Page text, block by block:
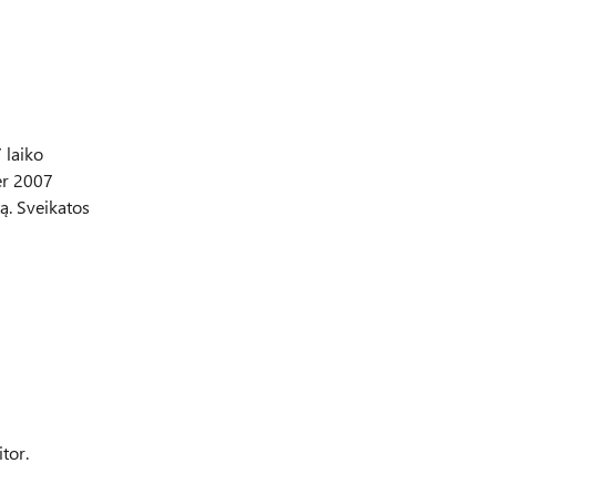
laiko
2007
Sveikatos